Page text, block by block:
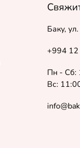
Баку,
+994
Пн - Сб:
Вс: